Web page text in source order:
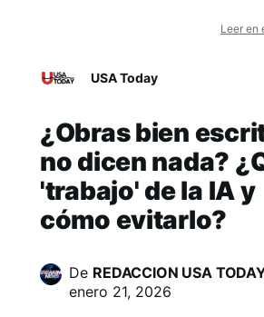
Leer en
USA Today
¿Obras bien
no dicen nada?
'trabajo' de la IA y
cómo evitarlo?
De REDACCION USA
enero 21, 2026